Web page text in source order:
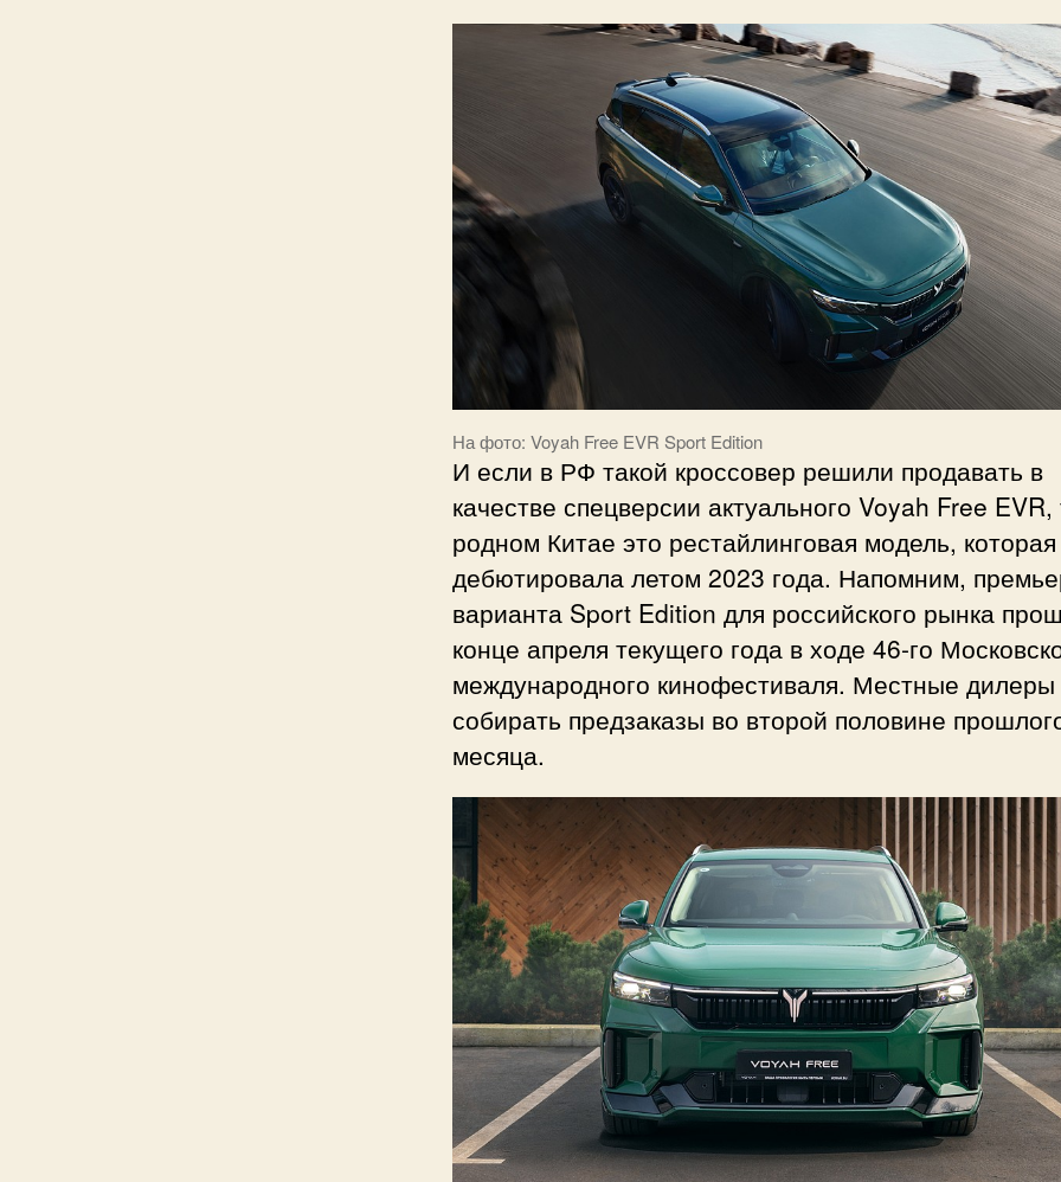
На фото: Voyah Free EVR Sport Edition
И если в РФ такой кроссовер решили продавать в
качестве спецверсии актуального Voyah Free EVR,
родном Китае это рестайлинговая модель, которая
дебютировала летом 2023 года. Напомним,
варианта Sport Edition для российского рынка
конце апреля текущего года в ходе 46-го
международного кинофестиваля. Местные дилеры
собирать предзаказы во второй половине
месяца.